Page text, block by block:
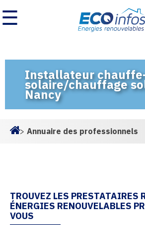
☰
Installateur
solaire/chauffage
Nancy
> Annuaire des professionnels
TROUVEZ LES PRESTATAIRES
ÉNERGIES RENOUVELABLES
VOUS